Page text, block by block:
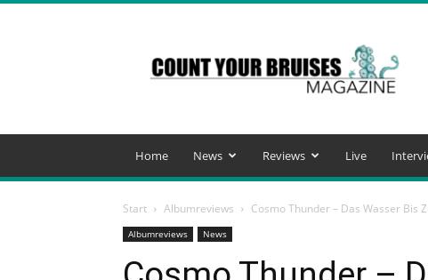
Your
Bruises
Magazine
Home News Reviews Live
Start Albumreviews Cosmo Thunder – Das Wasser Bis
Albumreviews News